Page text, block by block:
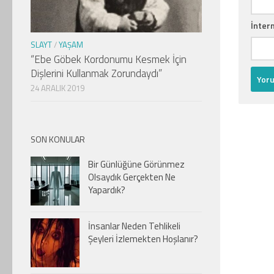
SLAYT/YAŞAM
“Ebe Göbek Kordonumu Kesmek İçin
Dişlerini Kullanmak Zorundaydı”
24 ARALIK 2019
SON KONULAR
Bir Günlüğüne Görünmez
Olsaydık Gerçekten Ne
Yapardık?
İnsanlar Neden Tehlikeli
Şeyleri İzlemekten Hoşlanır?